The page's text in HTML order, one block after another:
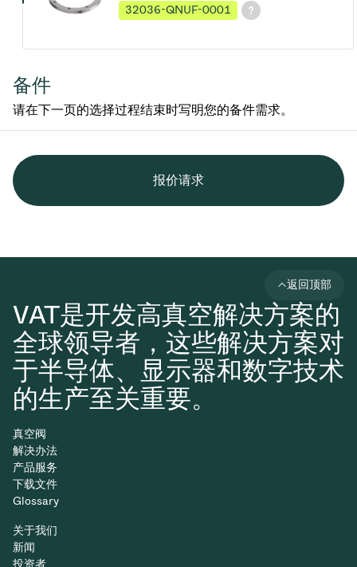
32036-QNUF-0001
备件
请在下一页的选择过程结束时写明您的备件需求。
报价请求
VAT是开发高真空解决方案的
全球领导者，这些解决方案对
于半导体、显示器和数字技术
的生产至关重要。
返回顶部
真空阀
解决办法
产品服务
下载文件
Glossary
关于我们
新闻
投资者